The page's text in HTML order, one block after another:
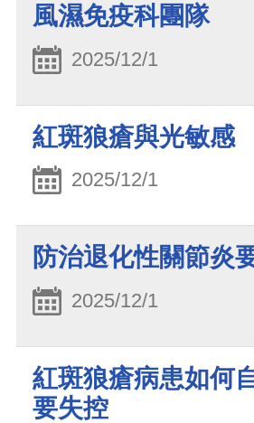
風濕免疫科團隊
2025/12/1
紅斑狼瘡與光敏感
2025/12/1
防治退化性關節炎
2025/12/1
紅斑狼瘡病患如何
要失控